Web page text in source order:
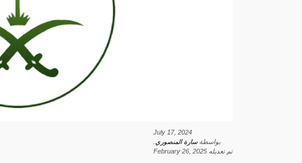
July 17, 2024
بواسطةسارة المنصوري
تم تعديله February 26, 2025